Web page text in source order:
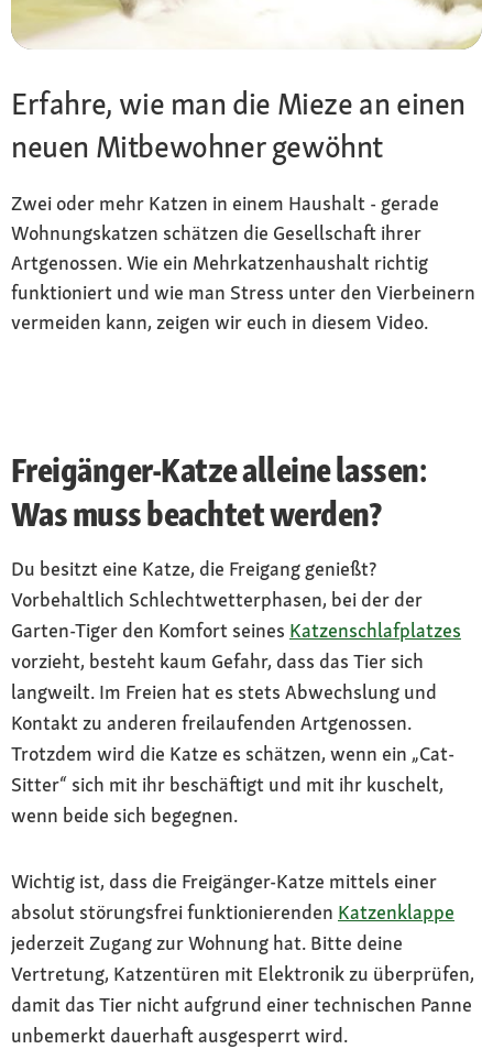
Erfahre, wie man die Mieze an einen
neuen Mitbewohner gewöhnt
Zwei oder mehr Katzen in einem Haushalt - gerade
Wohnungskatzen schätzen die Gesellschaft ihrer
Artgenossen. Wie ein Mehrkatzenhaushalt richtig
funktioniert und wie man Stress unter den Vierbeinern
vermeiden kann, zeigen wir euch in diesem Video.
Freigänger-Katze alleine lassen:
Was muss beachtet werden?
Du besitzt eine Katze, die Freigang genießt?
Vorbehaltlich Schlechtwetterphasen, bei der der
Garten-Tiger den Komfort seines Katzenschlafplatzes
vorzieht, besteht kaum Gefahr, dass das Tier sich
langweilt. Im Freien hat es stets Abwechslung und
Kontakt zu anderen freilaufenden Artgenossen.
Trotzdem wird die Katze es schätzen, wenn ein „Cat-
Sitter“ sich mit ihr beschäftigt und mit ihr kuschelt,
wenn beide sich begegnen.
Wichtig ist, dass die Freigänger-Katze mittels einer
absolut störungsfrei funktionierenden Katzenklappe
jederzeit Zugang zur Wohnung hat. Bitte deine
Vertretung, Katzentüren mit Elektronik zu überprüfen,
damit das Tier nicht aufgrund einer technischen Panne
unbemerkt dauerhaft ausgesperrt wird.